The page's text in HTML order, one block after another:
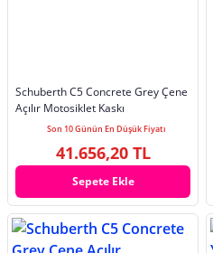
Schuberth C5 Concrete Grey Çene
Açılır Motosiklet Kaskı
Son 10 Günün En Düşük Fiyatı
41.656,20 TL
Sepete Ekle